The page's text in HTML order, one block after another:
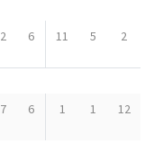
2 6 11 5 2
7 6 1 1 12